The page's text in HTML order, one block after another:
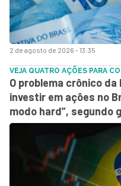
2 de agosto de 2026 - 13:35
VEJA QUATRO AÇÕES PARA
O problema crônico
investir em ações no
modo hard”, segundo